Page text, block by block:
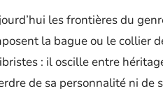
les frontières du
la bague ou le collier
: il oscille entre
de sa personnalité ni de